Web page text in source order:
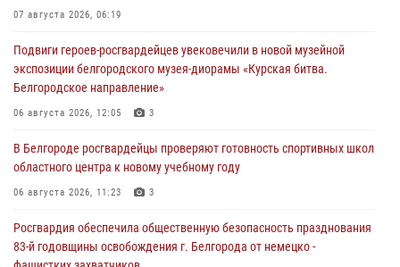
07 августа 2026, 06:19
Подвиги героев‑росгвардейцев увековечили в новой музейной
экспозиции белгородского музея‑диорамы «Курская битва.
Белгородское направление»
06 августа 2026, 12:05 3
В Белгороде росгвардейцы проверяют готовность спортивных школ
областного центра к новому учебному году
06 августа 2026, 11:23 3
Росгвардия обеспечила общественную безопасность празднования
83-й годовщины освобождения г. Белгорода от немецко -